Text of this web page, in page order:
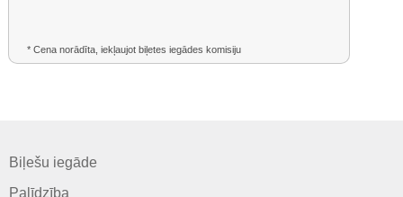
* Cena norādīta, iekļaujot biļetes iegādes komisiju
Biļešu iegāde
Palīdzība